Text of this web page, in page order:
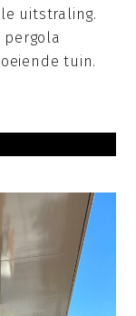
uitstraling.
pergola
tuin.